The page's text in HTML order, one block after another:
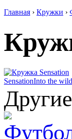
Главная › Кружки ›
SensationInto the wild